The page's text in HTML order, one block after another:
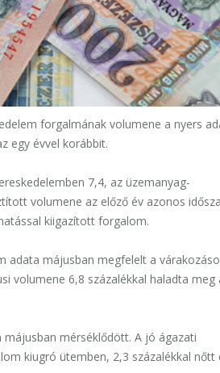
forgalmának volumene a nyers
egy évvel korábbit.
7,4, az üzemanyag-
volumene az előző év azonos
kiigazított forgalom.
adata májusban megfelelt a
volumene 6,8 százalékkal haladta meg
mérséklődött. A jó ágazati
kiugró ütemben, 2,3 százalékkal nőtt